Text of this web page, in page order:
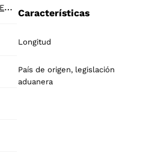
I
NFLADOR DE NEUMÁTICOS – MEDIDOR DE PRESIÓN DE NEUMÁTICOS (2)
Características
Longitud
País de origen, legislación
aduanera